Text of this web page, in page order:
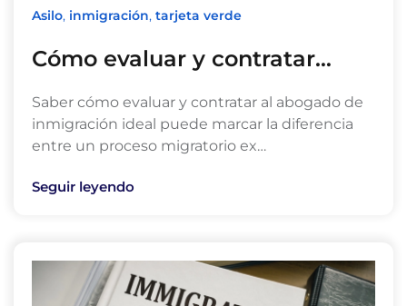
Asilo, inmigración, tarjeta verde
Cómo evaluar y contratar…
Saber cómo evaluar y contratar al abogado de
inmigración ideal puede marcar la diferencia
entre un proceso migratorio ex…
Seguir leyendo